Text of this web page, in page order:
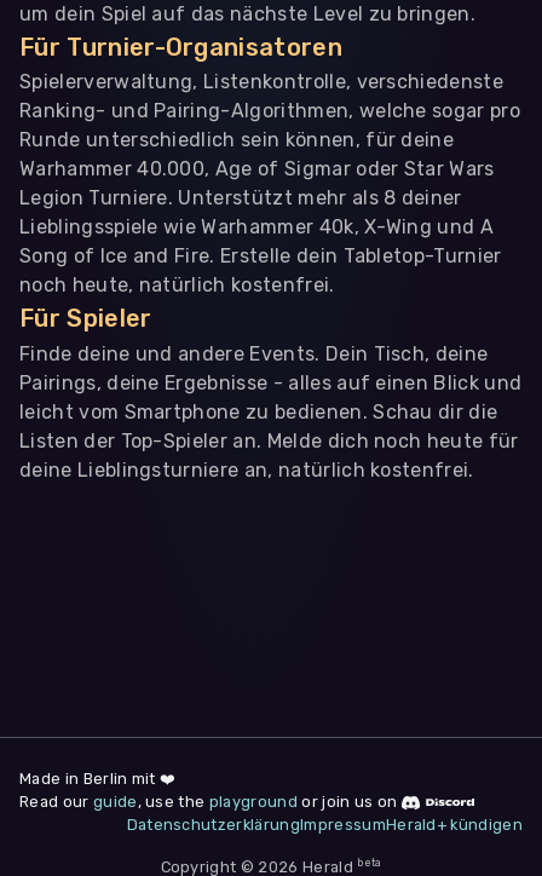
um dein Spiel auf das nächste Level zu bringen.
Für Turnier-Organisatoren
Spielerverwaltung, Listenkontrolle, verschiedenste
Ranking- und Pairing-Algorithmen, welche sogar pro
Runde unterschiedlich sein können, für deine
Warhammer 40.000, Age of Sigmar oder Star Wars
Legion Turniere. Unterstützt mehr als 8 deiner
Lieblingsspiele wie Warhammer 40k, X-Wing und A
Song of Ice and Fire. Erstelle dein Tabletop-Turnier
noch heute, natürlich kostenfrei.
Für Spieler
Finde deine und andere Events. Dein Tisch, deine
Pairings, deine Ergebnisse - alles auf einen Blick und
leicht vom Smartphone zu bedienen. Schau dir die
Listen der Top-Spieler an. Melde dich noch heute für
deine Lieblingsturniere an, natürlich kostenfrei.
deine Zustimmung jederzeit unter "
am Seitenende widerrufen.
Nur notwendige
Made in Berlin mit ❤️
Read our guide , use the playground or join us on
DatenschutzerklärungImpressumHerald+ kündigen
Copyright © 2026 Herald beta